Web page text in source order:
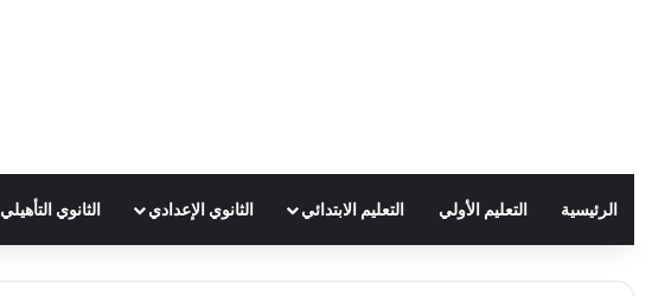
الرئيسية التعليم الأولي التعليم الابتدائي الثانوي الإعدادي الثانوي التأهيلي